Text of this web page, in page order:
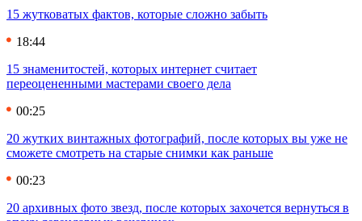
15 жутковатых фактов, которые сложно забыть
18:44
15 знаменитостей, которых интернет считает
переоцененными мастерами своего дела
00:25
20 жутких винтажных фотографий, после которых вы уже не
сможете смотреть на старые снимки как раньше
00:23
20 архивных фото звезд, после которых захочется вернуться в